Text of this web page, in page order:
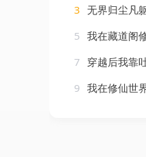
3 无界归尘凡
5 我在藏道阁
7 穿越后我靠
9 我在修仙世